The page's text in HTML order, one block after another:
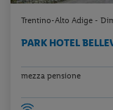
Trentino-Alto Adige -
PARK HOTEL
mezza pensione